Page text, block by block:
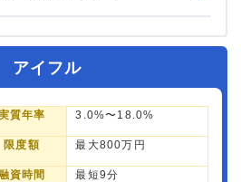
アイフル
質年率 3.0%〜18.0%
限度額 最大800万円
資時間 最短9分